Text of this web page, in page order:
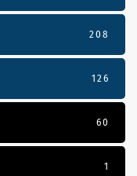
208
126
60
1